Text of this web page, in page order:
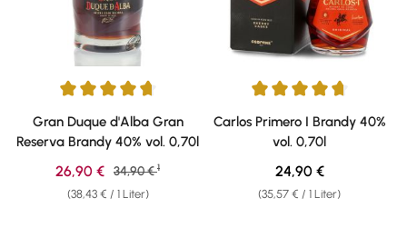
Durchschnittliche Bewertung von 4.84 von 5 Sternen
Gran Duque d'Alba Gran
Reserva Brandy 40% vol. 0,70l
(38,43 € / 1 Liter)
Verkaufspreis:
26,90 € Regulärer Preis:
34,90 € 1
Durchschnittliche Bewertung
Carlos Primero I Brandy 40%
vol. 0,70l
(35,57 € / 1 Liter)
Regulärer Preis:
24,90 €